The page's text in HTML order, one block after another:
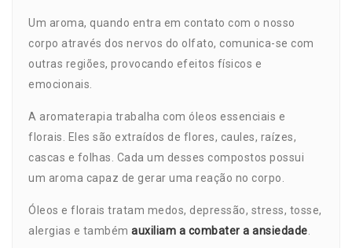
Um aroma, quando entra em contato com o nosso
corpo através dos nervos do olfato, comunica-se com
outras regiões, provocando efeitos físicos e
emocionais.
A aromaterapia trabalha com óleos essenciais e
florais. Eles são extraídos de flores, caules, raízes,
cascas e folhas. Cada um desses compostos possui
um aroma capaz de gerar uma reação no corpo.
Óleos e florais tratam medos, depressão, stress, tosse,
alergias e também auxiliam a combater a ansiedade.